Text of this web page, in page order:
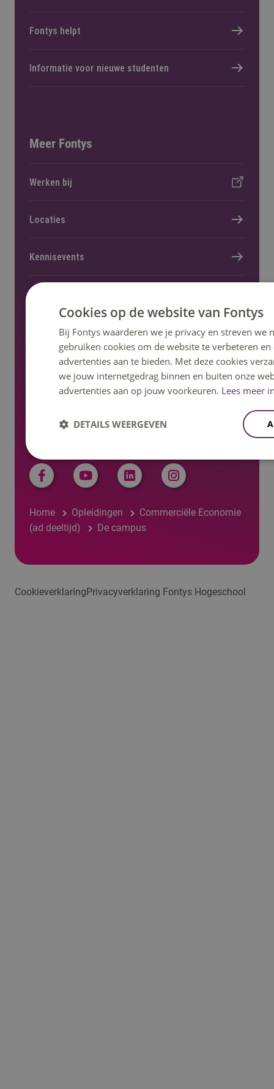
Volg ons op social media
Home Opleidingen
Commerciële Economie
(ad deeltijd)
De campus
Fontys helpt
Informatie voor nieuwe studenten
Meer Fontys
Werken bij
Locaties
Kennisevents
Nieuws en pers
Regelingen, statuten en reglementen
CookieverklaringPrivacyverklaring Fontys Hogeschool
Cookies op de website van Fontys
Bij Fontys waarderen we je privacy en streven we
gebruiken cookies om de website te verbeteren
advertenties aan te bieden. Met deze cookies
we jouw internetgedrag binnen en buiten onze
advertenties aan op jouw voorkeuren. Lees meer
DETAILS WEERGEVEN